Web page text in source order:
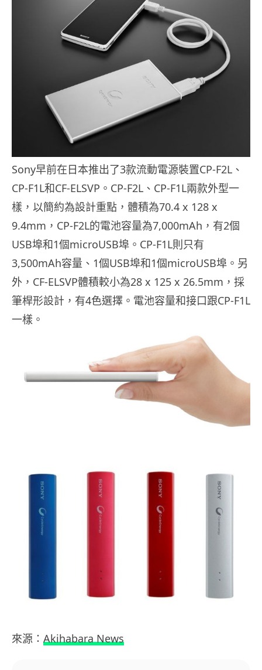
Sony早前在日本推出了3款流動電源裝置CP-F2L、
CP-F1L和CF-ELSVP。CP-F2L、CP-F1L兩款外型一
樣，以簡約為設計重點，體積為70.4 x 128 x
9.4mm，CP-F2L的電池容量為7,000mAh，有2個
USB埠和1個microUSB埠。CP-F1L則只有
3,500mAh容量、1個USB埠和1個microUSB埠。另
外，CF-ELSVP體積較小為28 x 125 x 26.5mm，採
筆桿形設計，有4色選擇。電池容量和接口跟CP-F1L
一樣。
來源： Akihabara News